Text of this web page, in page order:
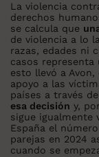
La violencia
derechos
se calcula que
de violencia a lo
razas, edades ni
casos representa
esto llevó a
apoyo a las
países a través
esa decisión y,
sigue igualmente
España el
parejas en 2024
cuando se